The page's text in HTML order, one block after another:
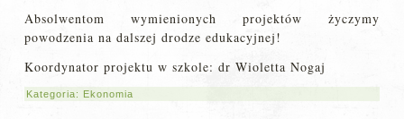
Absolwentom wymienionych projektów życzymy
powodzenia na dalszej drodze edukacyjnej!
Koordynator projektu w szkole: dr Wioletta Nogaj
Kategoria: Ekonomia